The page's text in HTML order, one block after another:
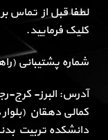
لطفا قبل از تماس
کلیک فرمایید.
شماره پشتیبانی
آدرس: البرز- کرج-
کمالی دهقان (بلوار
دانشکده تربیت